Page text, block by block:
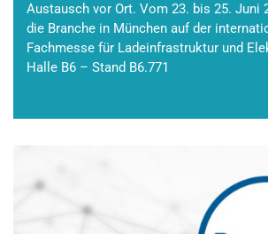
Austausch vor Ort. Vom 23. bis 25. Juni
die Branche in München auf der
Fachmesse für Ladeinfrastruktur und
Halle B6 – Stand B6.771